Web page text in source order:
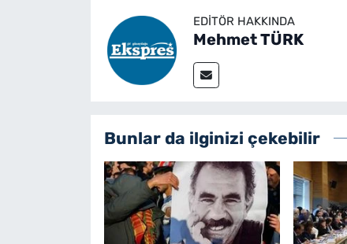
EDITÖR HAKKINDA
Mehmet TÜRK
Bunlar da ilginizi çekebilir